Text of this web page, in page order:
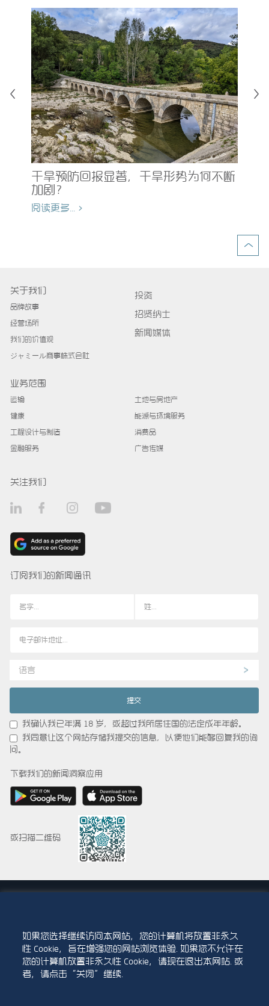
干旱预防回报显著，干旱形势为何不断
加剧？
阅读更多... >
关于我们
品牌故事
经营场所
我们的价值观
ジャミール商事株式会社
投资
招贤纳士
新闻媒体
业务范围
运输
健康
工程设计与制造
金融服务
土地与房地产
能源与环境服务
消费品
广告传媒
关注我们
订阅我们的新闻通讯
语言
我确认我已年满 18 岁，或超过我所居住国的法定成年年龄。
我同意让这个网站存储我提交的信息，以便他们能够回复我的询
问。
下载我们的新闻洞察应用
或扫描二维码
trademarks or registered trademarks of Abdul Latif Jameel IPR Company Limited.
使用条款
版权声明与免责声明
访问政策
如果您选择继续访问本网站，您的计算机将放置非永久
性 Cookie，旨在增强您的网站浏览体验. 如果您不允许在
您的计算机放置非永久性 Cookie，请现在退出本网站. 或
者，请点击“关闭”继续.